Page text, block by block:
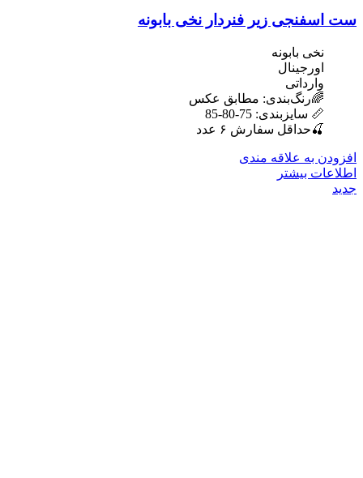
ست اسفنجی زیر فنردار نخی بابونه
نخی بابونه
اورجینال
وارداتی
🌈رنگ‌بندی: مطابق عکس
📏 سایزبندی: 75-80-85
🍒حداقل سفارش ۶ عدد
افزودن به علاقه مندی
اطلاعات بیشتر
جدید